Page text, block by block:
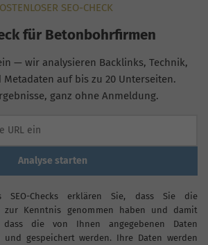
SEO-CHECK
für Betonbohrfirmen
— wir analysieren Backlinks, Technik,
Metadaten auf bis zu 20 Unterseiten.
ganz ohne Anmeldung.
Analyse starten
SEO-Checks erklären Sie, dass Sie die
zur Kenntnis genommen haben und damit
dass die von Ihnen angegebenen Daten
gespeichert werden. Ihre Daten werden